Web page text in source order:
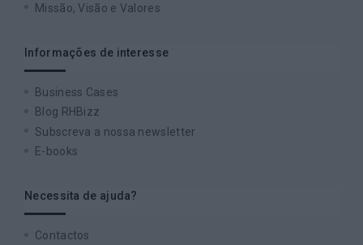
Missão, Visão e Valores
Informações de interesse
Business Cases
Blog RHBizz
Subscreva a nossa newsletter
E-books
Necessita de ajuda?
Contactos